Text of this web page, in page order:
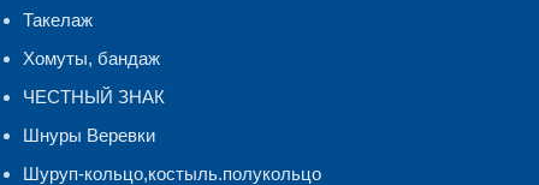
Такелаж
Хомуты, бандаж
ЧЕСТНЫЙ ЗНАК
Шнуры Веревки
Шуруп-кольцо,костыль.полукольцо